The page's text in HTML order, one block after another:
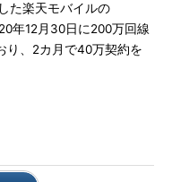
た楽天モバイルの
年12月30日に200万回線
り、2カ月で40万契約を